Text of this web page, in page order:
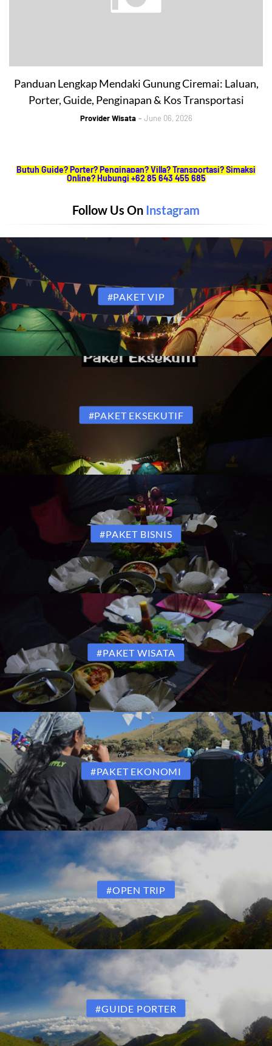
Panduan Lengkap Mendaki Gunung Ciremai: Laluan,
Porter, Guide, Penginapan & Kos Transportasi
Provider Wisata June 06, 2026
Butuh Guide? Porter? Penginapan? Villa? Transportasi? Simaksi
Online? Hubungi +62 85 643 455 685
Follow Us On Instagram
#PAKET VIP
#PAKET EKSEKUTIF
#PAKET BISNIS
#PAKET WISATA
#PAKET EKONOMI
#OPEN TRIP
#GUIDE PORTER